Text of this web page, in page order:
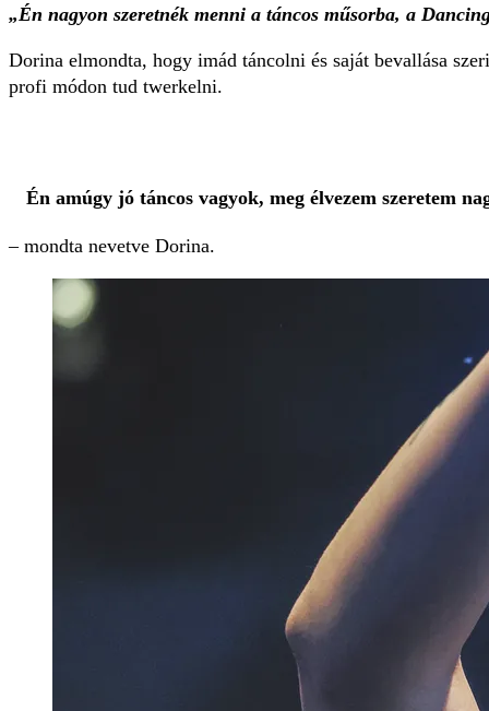
„Én nagyon szeretnék menni a táncos műsorba, a
Dorina elmondta, hogy imád táncolni és saját bevallása
profi módon tud twerkelni.
Én amúgy jó táncos vagyok, meg élvezem szeretem
– mondta nevetve Dorina.